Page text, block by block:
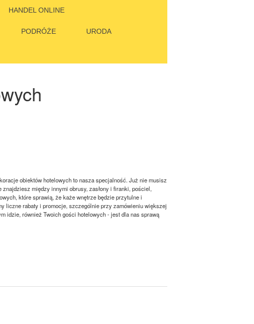
HANDEL ONLINE
PODRÓŻE URODA
obiektów hotelowych to nasza specjalność. Już nie musisz
między innymi obrusy, zasłony i firanki, pościel,
które sprawią, że każe wnętrze będzie przytulne i
liczne rabaty i promocje, szczególnie przy zamówieniu większej
idzie, również Twoich gości hotelowych - jest dla nas sprawą